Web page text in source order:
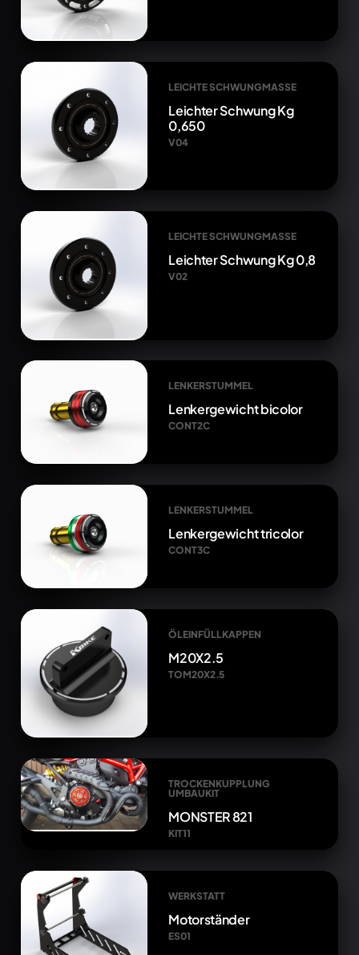
LEICHTE SCHWUNGMASSE
Leichter Schwung Kg
0,650
V04
LEICHTE SCHWUNGMASSE
Leichter Schwung Kg 0,8
V02
LENKERSTUMMEL
Lenkergewicht bicolor
CONT2C
LENKERSTUMMEL
Lenkergewicht tricolor
CONT3C
ÖLEINFÜLLKAPPEN
M20X2.5
TOM20X2.5
TROCKENKUPPLUNG
UMBAUKIT
MONSTER 821
KIT11
WERKSTATT
Motorständer
ES01